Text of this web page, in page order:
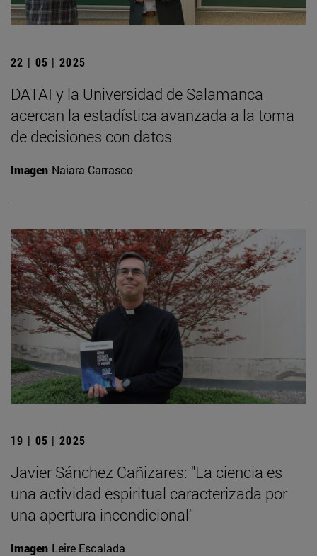
22 | 05 | 2025
DATAI y la Universidad de Salamanca
acercan la estadística avanzada a la toma
de decisiones con datos
Imagen Naiara Carrasco
19 | 05 | 2025
Javier Sánchez Cañizares: "La ciencia es
una actividad espiritual caracterizada por
una apertura incondicional"
Imagen Leire Escalada